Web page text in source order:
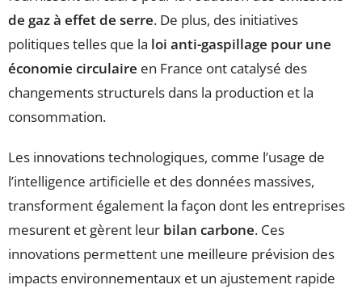
de gaz à effet de serre. De plus, des initiatives
politiques telles que la loi anti-gaspillage pour une
économie circulaire en France ont catalysé des
changements structurels dans la production et la
consommation.
Les innovations technologiques, comme l’usage de
l’intelligence artificielle et des données massives,
transforment également la façon dont les entreprises
mesurent et gèrent leur bilan carbone. Ces
innovations permettent une meilleure prévision des
impacts environnementaux et un ajustement rapide